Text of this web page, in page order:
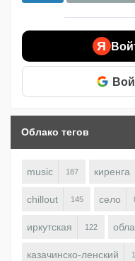
Я
Облако тегов
music 187 киренга
chillout 145 село
иркутская 122
казачинско-ленский